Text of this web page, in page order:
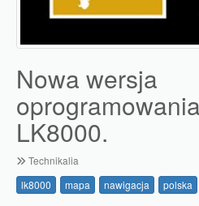
Nowa wersja
LK8000.
Technikalia
lk8000
mapa nawigacja polska